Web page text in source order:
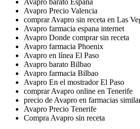
Avapro barato España
Avapro Precio Valencia
comprar Avapro sin receta en Las
Avapro farmacia espana internet
Avapro Donde comprar sin receta
Avapro farmacia Phoenix
Avapro en línea El Paso
Avapro barato Bilbao
Avapro farmacia Bilbao
Avapro En el mostrador El Paso
comprar Avapro online en Tenerife
precio de Avapro en farmacias
Avapro Precio Tenerife
Compra Avapro sin receta